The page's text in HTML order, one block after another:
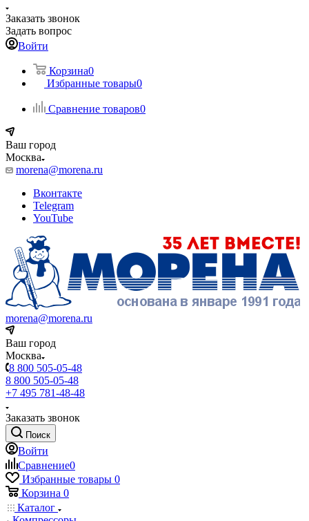
Заказать звонок
Задать вопрос
Войти
Корзина0
Избранные товары0
Сравнение товаров0
Ваш город
Москва
morena@morena.ru
Вконтакте
Telegram
YouTube
morena@morena.ru
Ваш город
Москва
8 800 505-05-48
8 800 505-05-48
+7 495 781-48-48
Заказать звонок
Поиск
Войти
Сравнение0
Избранные товары 0
Корзина 0
Каталог